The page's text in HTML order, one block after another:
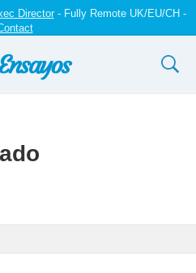
Director- Fully Remote UK/EU/CH -